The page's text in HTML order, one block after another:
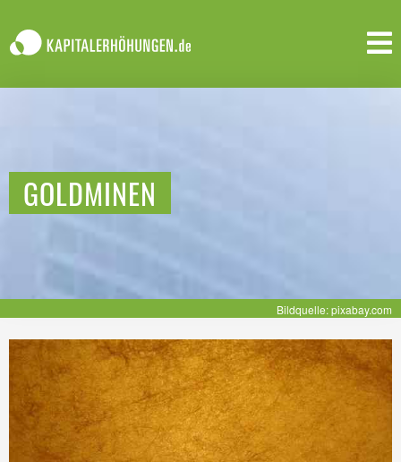
GOLDMINEN
Bildquelle: pixabay.com